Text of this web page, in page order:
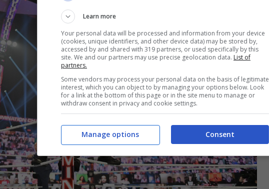
Learn more
Your personal data will be processed and information from your device
(cookies, unique identifiers, and other device data) may be stored by,
accessed by and shared with 319 partners, or used specifically by this
site. We and our partners may use precise geolocation data. List of
partners.
Some vendors may process your personal data on the basis of legitimate
interest, which you can object to by managing your options below. Look
for a link at the bottom of this page or in the site menu to manage or
withdraw consent in privacy and cookie settings.
Consent
Manage options